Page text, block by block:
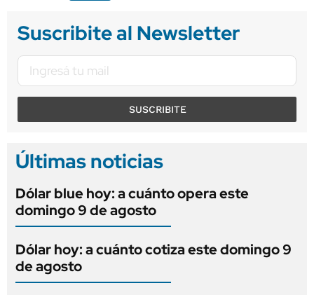
Suscribite al Newsletter
SUSCRIBITE
Últimas noticias
Dólar blue hoy: a cuánto opera este
domingo 9 de agosto
Dólar hoy: a cuánto cotiza este domingo 9
de agosto